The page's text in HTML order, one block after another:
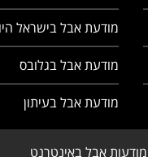
מודעת אבל בישראל
מודעת אבל בגלובס
מודעת אבל בעיתון
אבל באינטרנט